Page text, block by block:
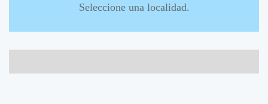
Seleccione una localidad.